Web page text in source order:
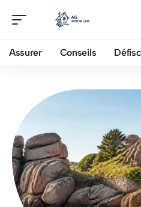
Assurer Conseils